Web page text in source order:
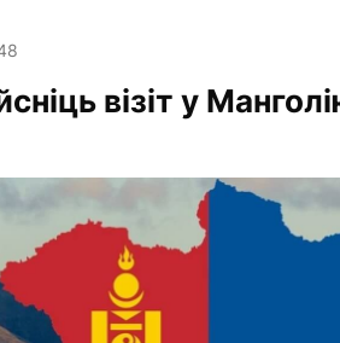
візіт у